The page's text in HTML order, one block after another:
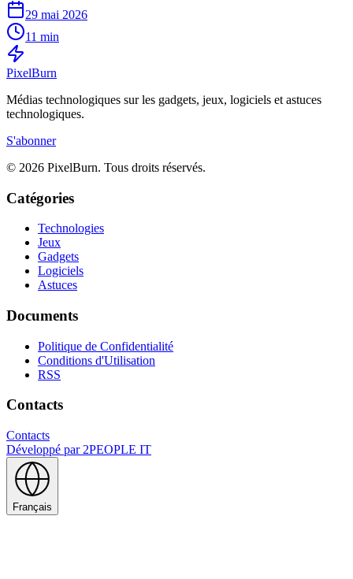
29 mai 2026
11 min
PixelBurn
Médias technologiques sur les gadgets, jeux, logiciels et astuces
technologiques.
S'abonner
© 2026 PixelBurn. Tous droits réservés.
Catégories
Technologies
Jeux
Gadgets
Logiciels
Astuces
Documents
Politique de Confidentialité
Conditions d'Utilisation
RSS
Contacts
Contacts
Développé par2PEOPLE IT
Français